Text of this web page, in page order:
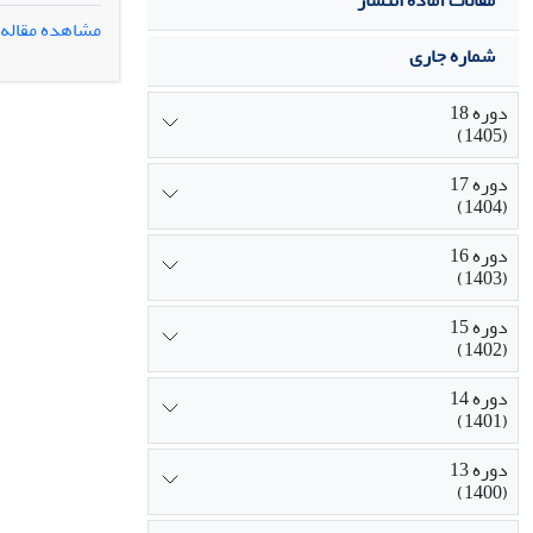
در تکامل
داده‌ها با
بررسی شده
مشاهده مقاله
شماره جاری
دوره 18
(1405)
دوره 17
(1404)
دوره 16
(1403)
دوره 15
(1402)
دوره 14
(1401)
دوره 13
(1400)